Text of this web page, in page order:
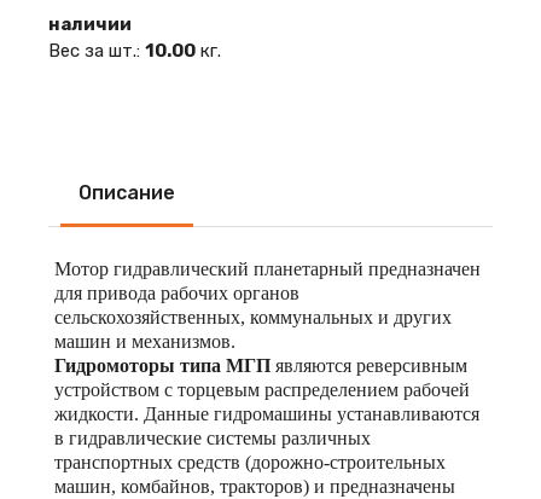
наличии
Вес за шт.: 10.00 кг.
Описание
Мотор гидравлический планетарный предназначен
для привода рабочих органов
сельскохозяйственных, коммунальных и других
машин и механизмов.
Гидромоторы типа МГП являются реверсивным
устройством с торцевым распределением рабочей
жидкости. Данные гидромашины устанавливаются
в гидравлические системы различных
транспортных средств (дорожно-строительных
машин, комбайнов, тракторов) и предназначены